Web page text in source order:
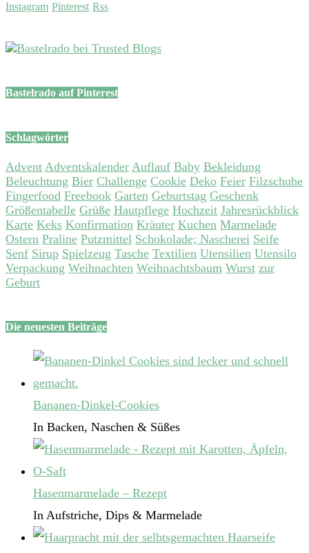
Instagram Pinterest Rss
Bastelrado auf Pinterest
Schlagwörter
Advent Adventskalender Auflauf Baby Bekleidung
Beleuchtung Bier Challenge Cookie Deko Feier Filzschuhe
Fingerfood Freebook Garten Geburtstag Geschenk
Größentabelle Grüße Hautpflege Hochzeit Jahresrückblick
Karte Keks Konfirmation Kräuter Kuchen Marmelade
Ostern Praline Putzmittel Schokolade; Nascherei Seife
Senf Sirup Spielzeug Tasche Textilien Utensilien Utensilo
Verpackung Weihnachten Weihnachtsbaum Wurst zur
Geburt
Die neuesten Beiträge
Bananen-Dinkel-Cookies
In Backen, Naschen & Süßes
Hasenmarmelade – Rezept
In Aufstriche, Dips & Marmelade